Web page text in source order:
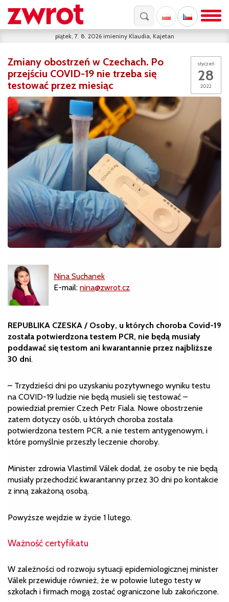
piątek, 7. 8. 2026 imieniny Klaudia, Kajetan
styczeń
28
2022
Zmiany obostrzeń w Czechach. Po
przejściu COVID-19 nie trzeba się
testować przez miesiąc
Nina Suchanek
E-mail: nina@zwrot.cz
REPUBLIKA CZESKA / Osoby, u których choroba Covid-19
została potwierdzona testem PCR, nie będą musiały
poddawać się testom ani kwarantannie przez najbliższe
30 dni.
– Trzydzieści dni po uzyskaniu pozytywnego wyniku testu
na COVID-19 ludzie nie będą musieli się testować –
powiedział premier Czech Petr Fiala. Nowe obostrzenie
zatem dotyczy osób, u których choroba została
potwierdzona testem PCR, a nie testem antygenowym, i
które pomyślnie przeszły leczenie choroby.
Minister zdrowia Vlastimil Válek dodał, że osoby te nie będą
musiały przechodzić kwarantanny przez 30 dni po kontakcie
z inną zakażoną osobą.
Powyższe wejdzie w życie 1 lutego.
Ważność certyfikatu
W zależności od rozwoju sytuacji epidemiologicznej minister
Válek przewiduje również, że w połowie lutego testy w
szkołach i firmach mogą zostać ograniczone lub zakończone.